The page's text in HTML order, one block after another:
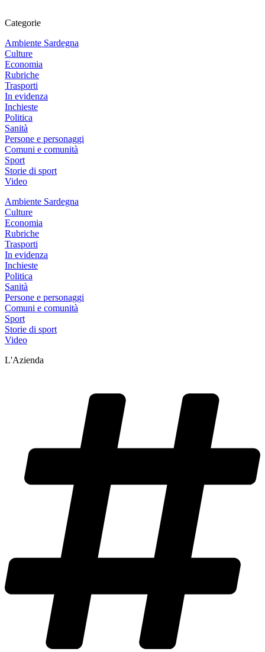
Categorie
Ambiente Sardegna
Culture
Economia
Rubriche
Trasporti
In evidenza
Inchieste
Politica
Sanità
Persone e personaggi
Comuni e comunità
Sport
Storie di sport
Video
Ambiente Sardegna
Culture
Economia
Rubriche
Trasporti
In evidenza
Inchieste
Politica
Sanità
Persone e personaggi
Comuni e comunità
Sport
Storie di sport
Video
L'Azienda